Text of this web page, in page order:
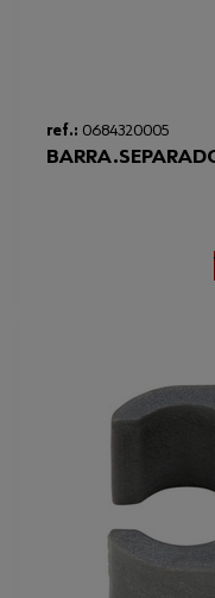
ref.: 0684320005